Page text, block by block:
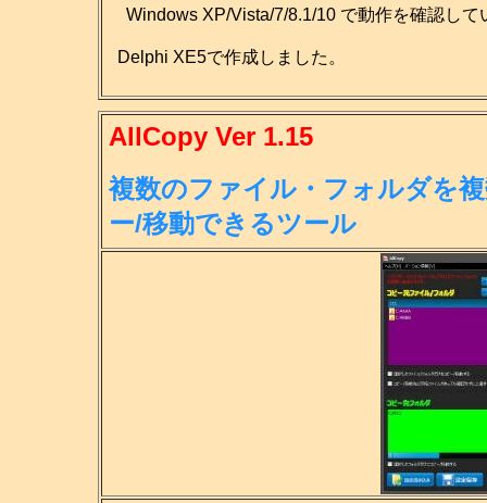
Windows XP/Vista/7/8.1/10 で動作を確認して
Delphi XE5で作成しました。
AllCopy Ver 1.15
複数のファイル・フォルダを
ー/移動できるツール